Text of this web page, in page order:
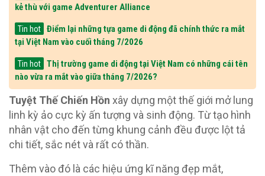
kẻ thù với game Adventurer Alliance
Tin hot
Điểm lại những tựa game di động đã chính thức ra mắt
tại Việt Nam vào cuối tháng 7/2026
Tin hot
Thị trường game di động tại Việt Nam có những cái tên
nào vừa ra mắt vào giữa tháng 7/2026?
Tuyệt Thế Chiến Hồn xây dựng một thế giới mở lung
linh kỳ ảo cực kỳ ấn tượng và sinh động. Từ tạo hình
nhân vật cho đến từng khung cảnh đều được lột tả
chi tiết, sắc nét và rất có thần.
Thêm vào đó là các hiệu ứng kĩ năng đẹp mắt,